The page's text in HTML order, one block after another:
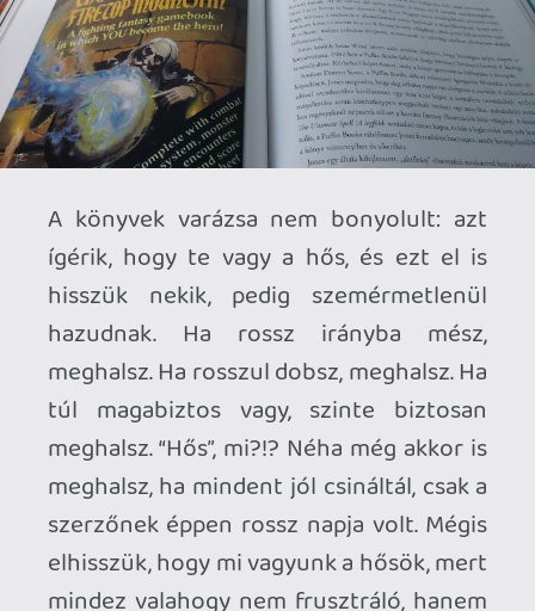
befektetésnek is kiváló lehet – bár
kétlem, hogy sokan hajlandók lesznek
valaha is megválni tőle.
Haladjunk szépen sorban: mi található
benne? A középpontban nyilvánvalóan a
képek állnak. Persze hogy azok, hiszen a
Fighting Fantasyben a képek soha nem
csupán illusztrációk voltak. Ezek a rajzok
nem a szöveg mellett, hanem a szöveggel
együtt működtek; közösen voltak
felelősek a Fighting Fantasy-élményért.